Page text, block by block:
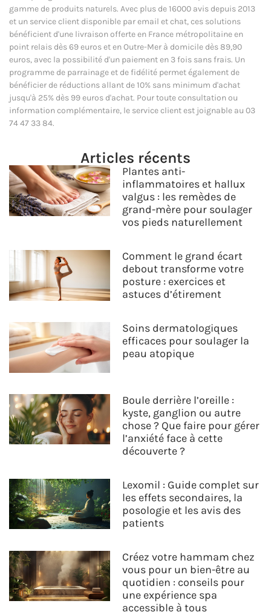
gamme de produits naturels. Avec plus de 16000 avis depuis 2013
et un service client disponible par email et chat, ces solutions
bénéficient d'une livraison offerte en France métropolitaine en
point relais dès 69 euros et en Outre-Mer à domicile dès 89,90
euros, avec la possibilité d'un paiement en 3 fois sans frais. Un
programme de parrainage et de fidélité permet également de
bénéficier de réductions allant de 10% sans minimum d'achat
jusqu'à 25% dès 99 euros d'achat. Pour toute consultation ou
information complémentaire, le service client est joignable au 03
74 47 33 84.
Articles récents
Plantes anti-
inflammatoires et hallux
valgus : les remèdes de
grand-mère pour soulager
vos pieds naturellement
Comment le grand écart
debout transforme votre
posture : exercices et
astuces d’étirement
Soins dermatologiques
efficaces pour soulager la
peau atopique
Boule derrière l’oreille :
kyste, ganglion ou autre
chose ? Que faire pour gérer
l’anxiété face à cette
découverte ?
Lexomil : Guide complet sur
les effets secondaires, la
posologie et les avis des
patients
Créez votre hammam chez
vous pour un bien-être au
quotidien : conseils pour
une expérience spa
accessible à tous